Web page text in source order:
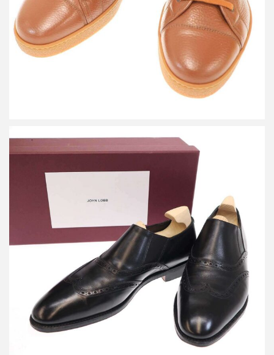
詳しく見る
ジョン ロブ HOLTON ホールトン ウィングチップスリッポンシュ
ーズ
買取金額33,000円
詳しく見る